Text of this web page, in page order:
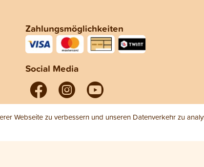
Zahlungsmöglichkeiten
Social Media
Webseite zu verbessern und unseren Datenverkehr zu